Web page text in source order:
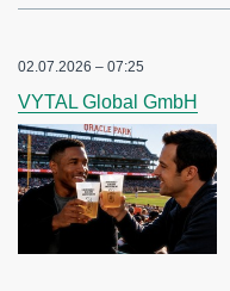
02.07.2026 – 07:25
VYTAL Global GmbH